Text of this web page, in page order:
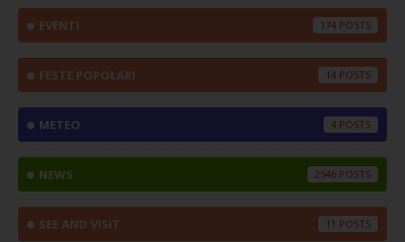
EVENTI 174
FESTE POPOLARI 14
METEO 4
NEWS 2546
SEE AND VISIT 11